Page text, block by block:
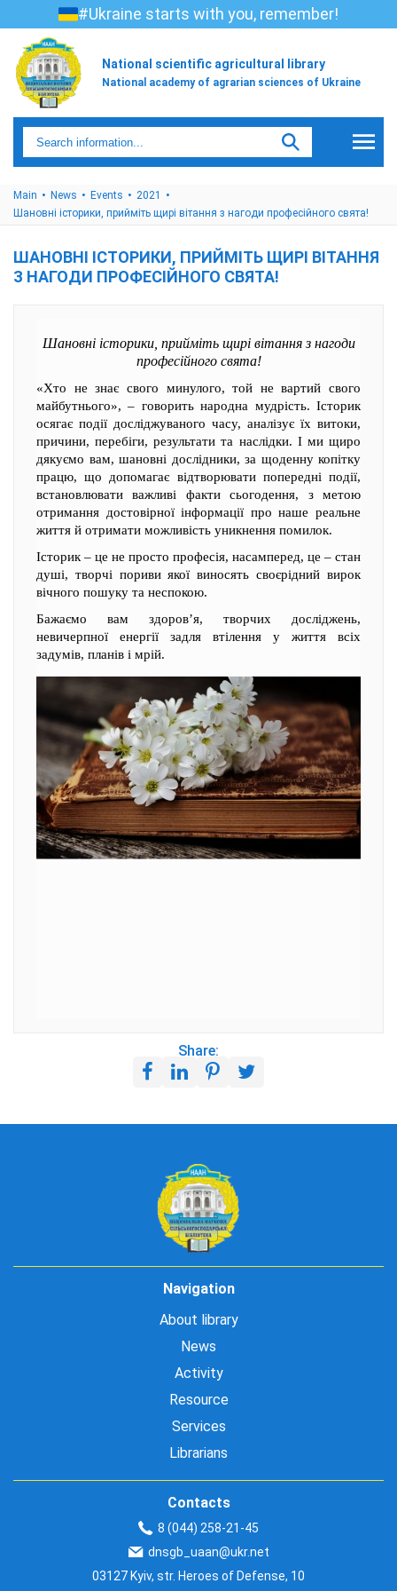
#Ukraine starts with you, remember!
National scientific agricultural library
National academy of agrarian sciences of Ukraine
Main News Events
2021
Шановні історики, прийміть щирі вітання з нагоди професійного свята!
ШАНОВНІ ІСТОРИКИ, ПРИЙМІТЬ ЩИРІ ВІТАННЯ
З НАГОДИ ПРОФЕСІЙНОГО СВЯТА!
Шановні історики, прийміть щирі вітання з нагоди
професійного свята!
«Хто не знає свого минулого, той не вартий свого
майбутнього», – говорить народна мудрість. Історик
осягає події досліджуваного часу, аналізує їх витоки,
причини, перебіги, результати та наслідки. І ми щиро
дякуємо вам, шановні дослідники, за щоденну копітку
працю, що допомагає відтворювати попередні події,
встановлювати важливі факти сьогодення, з метою
отримання достовірної інформації про наше реальне
життя й отримати можливість уникнення помилок.
Історик – це не просто професія, насамперед, це – стан
душі, творчі пориви якої виносять своєрідний вирок
вічного пошуку та неспокою.
Бажаємо вам здоров’я, творчих досліджень,
невичерпної енергії задля втілення у життя всіх
задумів, планів і мрій.
Share:
Navigation
About library
News
Activity
Resource
Services
Librarians
Contacts
8 (044) 258-21-45
dnsgb_uaan@ukr.net
03127 Kyiv, str. Heroes of Defense, 10